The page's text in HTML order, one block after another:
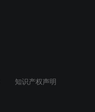
知识产权声明